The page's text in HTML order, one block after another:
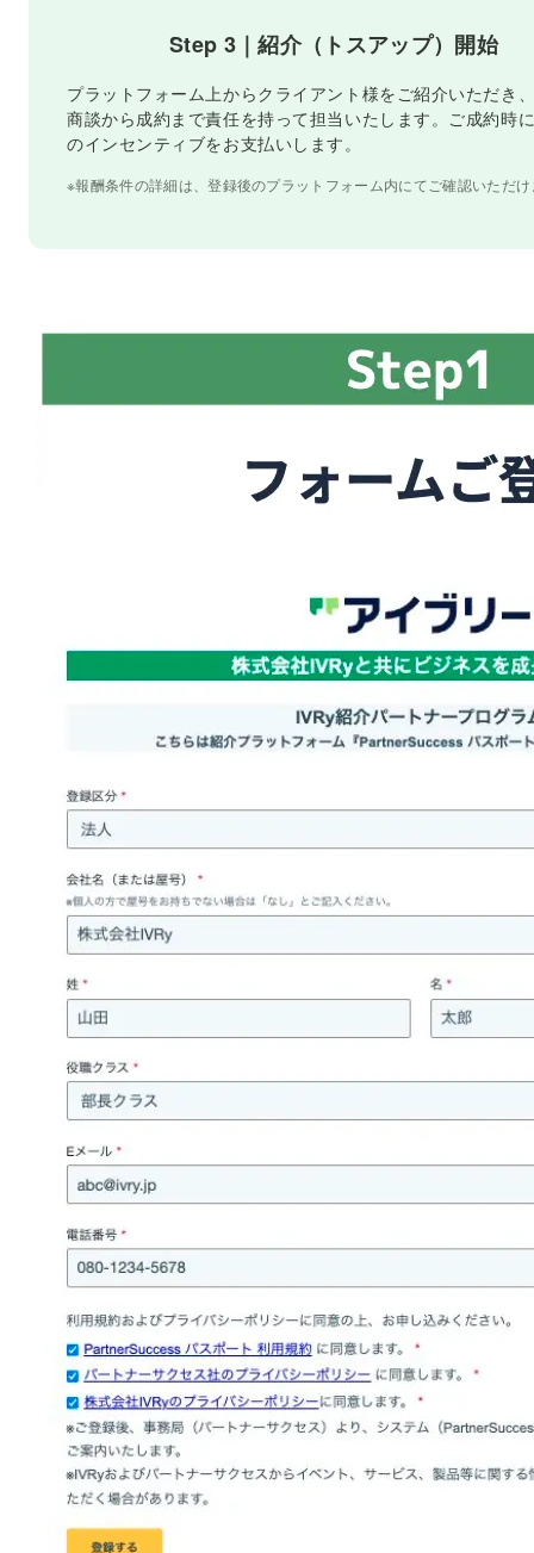
Step 3｜紹介（トスアップ）開始
プラットフォーム上からクライアント様をご紹介いただき
商談から成約まで責任を持って担当いたします。ご成約時
のインセンティブをお支払いします。
※報酬条件の詳細は、登録後のプラットフォーム内にてご確認いただ